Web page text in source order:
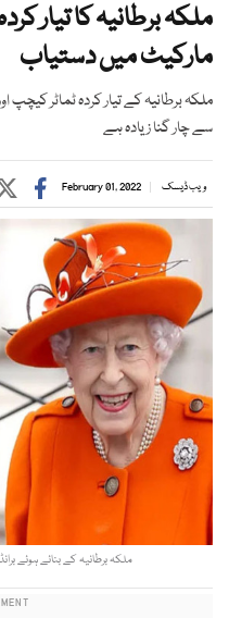
ملکہ برطانیہ کا تیار
مارکیٹ میں دستیاب
ملکہ برطانیہ کے تیار کردہ ٹماٹر
سے چار گنا زیادہ ہے
ویب ڈیسک February 01, 2022
ملکہ برطانیہ کے بنائے ہوئے